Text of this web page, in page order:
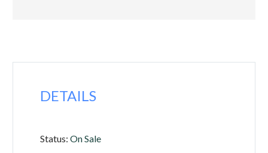
DETAILS
Status: On Sale